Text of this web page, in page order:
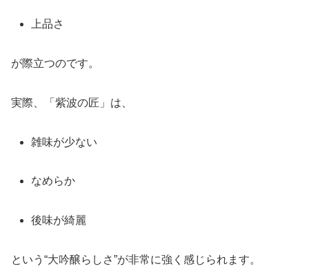
上品さ
が際立つのです。
実際、「紫波の匠」は、
雑味が少ない
なめらか
後味が綺麗
という“大吟醸らしさ”が非常に強く感じられます。